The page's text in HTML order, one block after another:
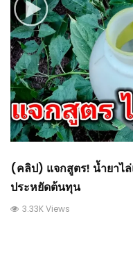
(คลิป) แจกสูตร! น้ำยาไ
ประหยัดต้นทุน
3.33K Views